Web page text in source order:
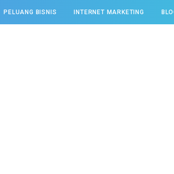
PELUANG BISNIS INTERNET MARKETING